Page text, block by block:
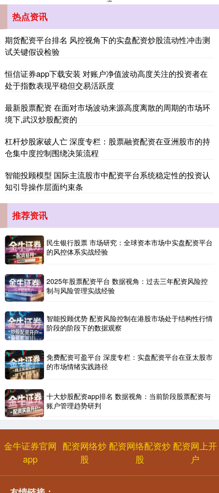
北证50 1134.24 +11.37 +1.01%
基金指数 7242.10 +12.30 +0.17%
国债指数 229.69
期指IC0
热点资讯
期货配资平台排名 风控视角下的实盘配资炒股流动性冲击测
试关键假设检验
恒信证券app下载安装 对账户净值波动高度关注的投资者在
处于指数表现平稳但交易活跃度
最新股票配资 在面对市场波动来源高度离散的周期的市场环
境下,武汉炒股配资的
杠杆炒股家破人亡 深度专栏：股票融资配资在亚洲股市的持
仓集中度控制围绕决策流程
智能投顾模型 国际主流股市中配资平台系统稳定性的投资认
知引导操作层面约束条
推荐资讯
民生银行股票 市场研究：全球资本市场中实盘配资平台
的风控体系实战经验
2025年股票配资平台 数据视角：过去三年配资风险控
制与风险管理实战经验
智能投顾优势 配资风险控制在港股市场处于结构性行情
阶段的阶段下的数据观察
免费配资可盈平台 深度专栏：实盘配资平台在亚太股市
的市场情绪实践路径
十大炒股配资app排名 数据视角：当前阶段股票配资与
账户管理趋势研判
金牛证券官网
app
配资网络炒
股
配资网络配资炒
股
配资网上开
户